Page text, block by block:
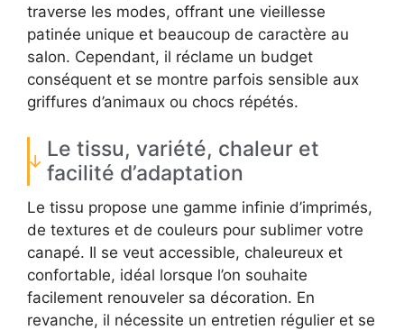
traverse les modes, offrant une vieillesse
patinée unique et beaucoup de caractère au
salon. Cependant, il réclame un budget
conséquent et se montre parfois sensible aux
griffures d’animaux ou chocs répétés.
Le tissu, variété, chaleur et
facilité d’adaptation
Le tissu propose une gamme infinie d’imprimés,
de textures et de couleurs pour sublimer votre
canapé. Il se veut accessible, chaleureux et
confortable, idéal lorsque l’on souhaite
facilement renouveler sa décoration. En
revanche, il nécessite un entretien régulier et se